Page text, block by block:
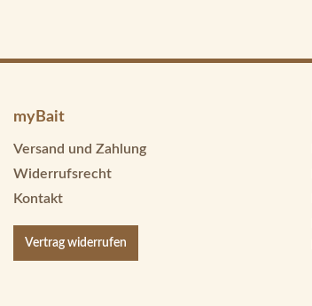
myBait
Versand und Zahlung
Widerrufsrecht
Kontakt
Vertrag widerrufen